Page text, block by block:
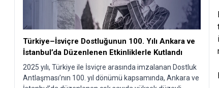
Türkiye–İsviçre Dostluğunun 100. Yılı Ankara ve
İstanbul’da Düzenlenen Etkinliklerle Kutlandı​
2025 yılı, Türkiye ile İsviçre arasında imzalanan Dostluk
Antlaşması’nın 100. yıl dönümü kapsamında, Ankara ve